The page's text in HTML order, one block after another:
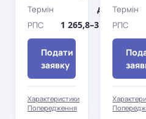
Термін до 30 дн.
РПС 1 265,8–3 549,15%
Подати
заявку
Характеристики
Попередження
Термін
РПС